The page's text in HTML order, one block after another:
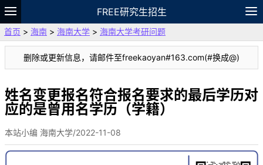
FREE研究生招生
题库
故事 专题 APP 笔记
VIP
资料
首页 > 海南 > 海南大学 > 海南大学考研问题
删除或更新信息，请邮件至freekaoyan#163.com(#换成@)
姓名变更报名符合报名要求的最后学历对
应的是曾用名学历（学籍）
本站小编 海南大学/2022-11-08